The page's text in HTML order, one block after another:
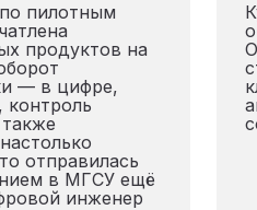
пилотным
продуктов на
— в цифре,
отправилась
в МГСУ ещё
инженер